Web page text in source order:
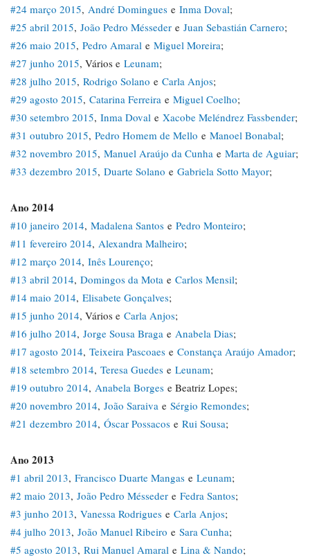
#24 março 2015, André Domingues e Inma Doval;
#25 abril 2015, João Pedro Mésseder e Juan Sebastián Carnero;
#26 maio 2015, Pedro Amaral e Miguel Moreira;
#27 junho 2015, Vários e Leunam;
#28 julho 2015, Rodrigo Solano e Carla Anjos;
#29 agosto 2015, Catarina Ferreira e Miguel Coelho;
#30 setembro 2015, Inma Doval e Xacobe Meléndrez Fassbender;
#31 outubro 2015, Pedro Homem de Mello e Manoel Bonabal;
#32 novembro 2015, Manuel Araújo da Cunha e Marta de Aguiar;
#33 dezembro 2015, Duarte Solano e Gabriela Sotto Mayor;
Ano 2014
#10 janeiro 2014, Madalena Santos e Pedro Monteiro;
#11 fevereiro 2014, Alexandra Malheiro;
#12 março 2014, Inês Lourenço;
#13 abril 2014, Domingos da Mota e Carlos Mensil;
#14 maio 2014, Elisabete Gonçalves;
#15 junho 2014, Vários e Carla Anjos;
#16 julho 2014, Jorge Sousa Braga e Anabela Dias;
#17 agosto 2014, Teixeira Pascoaes e Constança Araújo Amador;
#18 setembro 2014, Teresa Guedes e Leunam;
#19 outubro 2014, Anabela Borges e Beatriz Lopes;
#20 novembro 2014, João Saraiva e Sérgio Remondes;
#21 dezembro 2014, Óscar Possacos e Rui Sousa;
Ano 2013
#1 abril 2013, Francisco Duarte Mangas e Leunam;
#2 maio 2013, João Pedro Mésseder e Fedra Santos;
#3 junho 2013, Vanessa Rodrigues e Carla Anjos;
#4 julho 2013, João Manuel Ribeiro e Sara Cunha;
#5 agosto 2013, Rui Manuel Amaral e Lina & Nando;